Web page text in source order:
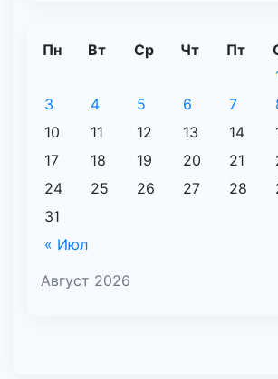
Август 2026
Пн Вт Ср Чт Пт
« Июл
3
4 5 6 7
10
11 12 13 14
17
18 19 20 21
24
25 26 27 28
31